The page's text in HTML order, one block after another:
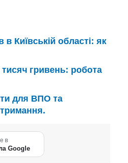
в Київській області: як
гривень: робота
для ВПО та
в
Google